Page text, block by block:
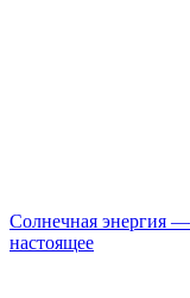
Солнечная энергия —
настоящее